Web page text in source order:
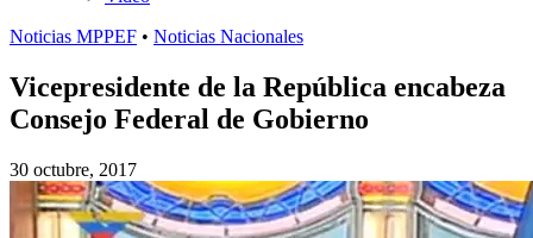
Noticias MPPEF • Noticias Nacionales
Vicepresidente de la República encabeza
Consejo Federal de Gobierno
30 octubre, 2017